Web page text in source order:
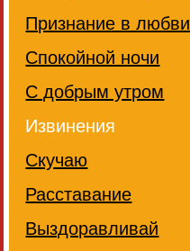
Признание в любви
Спокойной ночи
С добрым утром
Извинения
Скучаю
Расставание
Выздоравливай